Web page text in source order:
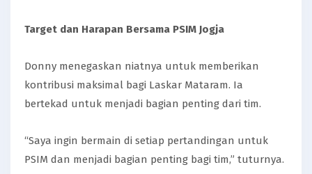
Target dan Harapan Bersama PSIM Jogja
Donny menegaskan niatnya untuk memberikan
kontribusi maksimal bagi Laskar Mataram. Ia
bertekad untuk menjadi bagian penting dari tim.
“Saya ingin bermain di setiap pertandingan untuk
PSIM dan menjadi bagian penting bagi tim,” tuturnya.